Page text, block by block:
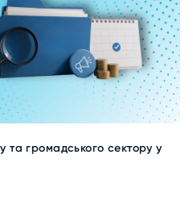
та громадського сектору у